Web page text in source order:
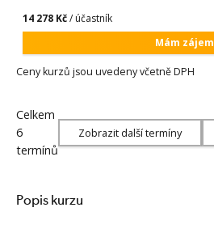
14 278 Kč/ účastník
Mám zájem
Ceny kurzů jsou uvedeny včetně DPH
Celkem
6
termínů
Zobrazit další termíny
Popis kurzu